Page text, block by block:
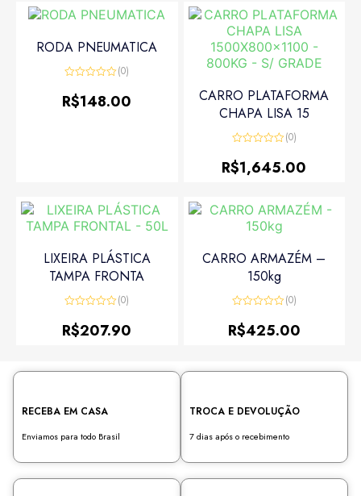
RODA PNEUMATICA
0
de
(0)
R$148.00
CARRO PLATAFORMA
CHAPA LISA 15
0
de
(0)
R$1,645.00
LIXEIRA PLÁSTICA
TAMPA FRONTA
0
de
(0)
R$207.90
CARRO ARMAZÉM –
150kg
0
de
(0)
R$425.00
RECEBA EM CASA
Enviamos para todo Brasil
TROCA E DEVOLUÇÃO
7 dias após o recebimento